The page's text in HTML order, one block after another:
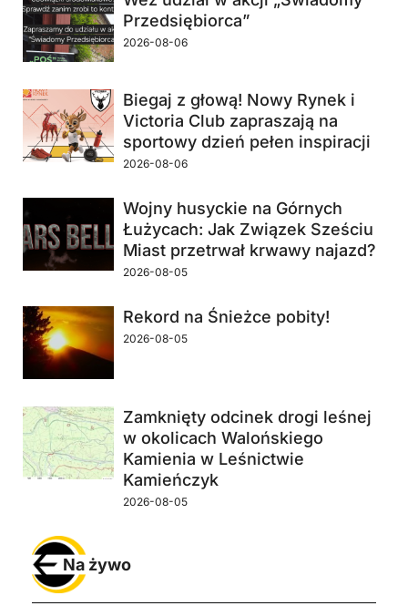
Przedsiębiorca”
2026-08-06
Biegaj z głową! Nowy Rynek i
Victoria Club zapraszają na
sportowy dzień pełen inspiracji
2026-08-06
Wojny husyckie na Górnych
Łużycach: Jak Związek Sześciu
Miast przetrwał krwawy najazd?
2026-08-05
Rekord na Śnieżce pobity!
2026-08-05
Zamknięty odcinek drogi leśnej
w okolicach Walońskiego
Kamienia w Leśnictwie
Kamieńczyk
2026-08-05
Na żywo